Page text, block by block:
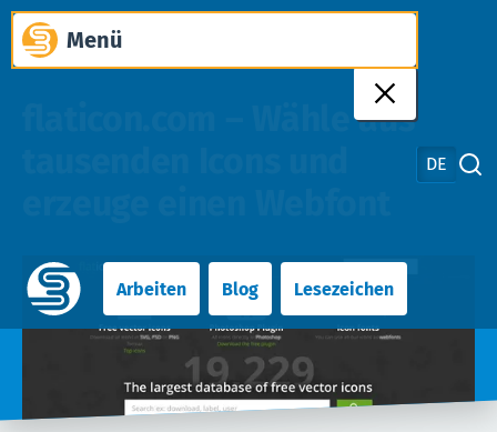
Zum
Inhalt
springen
Menü
Arbeiten Blog Lesezeichen
DE
flaticon.com – Wähle aus